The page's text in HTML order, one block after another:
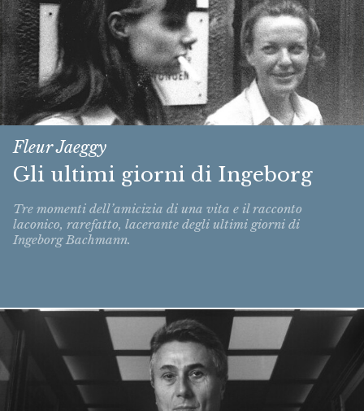
Fleur Jaeggy
Gli ultimi giorni di Ingeborg
Tre momenti dell’amicizia di una vita e il racconto
laconico, rarefatto, lacerante degli ultimi giorni di
Ingeborg Bachmann.